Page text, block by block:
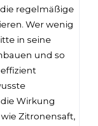
regelmäßige
Wer wenig
in seine
und so
Wirkung
Zitronensaft,